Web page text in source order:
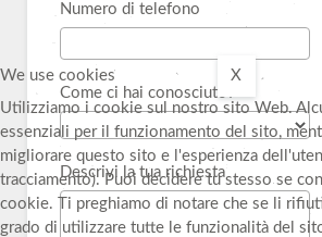
Numero di telefono
Come ci hai conosciuto?
Descrivi la tua richiesta
We use cookies
X
Utilizziamo i cookie sul nostro sito Web.
essenziali per il funzionamento del sito,
migliorare questo sito e l'esperienza
tracciamento). Puoi decidere tu stesso se
cookie. Ti preghiamo di notare che se li
grado di utilizzare tutte le funzionalità del